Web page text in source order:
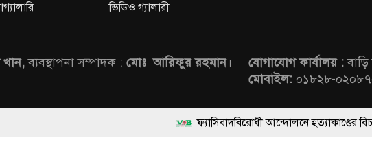
ভিডিও গ্যালারী
ব্যবস্থাপনা সম্পাদক : মোঃ আরিফুর রহমান। যোগাযোগ কার্যালয় :
মোবাইল: ০১৮২৮-
rights reserved © News Voice of Bangladesh | Theme
ফ্যাসিবাদবিরোধী আন্দোলনে হত্যাকাণ্ডের বিচার হবে স্বচ্ছ,